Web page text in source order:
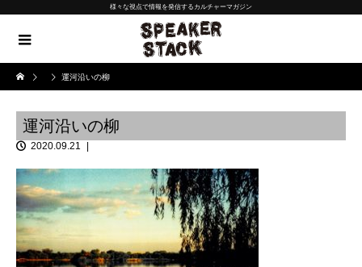
様々な視点で情報を発信するカルチャーマガジン
運河沿いの柳
運河沿いの柳
2020.09.21